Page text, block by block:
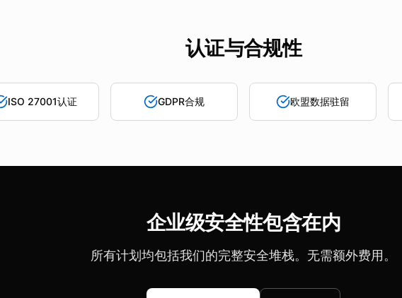
认证与合规性
ISO 27001认证 GDPR合规 欧盟数据驻留
企业级安全性包含在内
所有计划均包括我们的完整安全堆栈。无需额外费用。